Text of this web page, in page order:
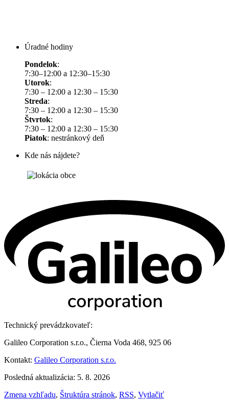
Úradné hodiny
Pondelok:
7:30–12:00 a 12:30–15:30
Utorok:
7:30 – 12:00 a 12:30 – 15:30
Streda:
7:30 – 12:00 a 12:30 – 15:30
Štvrtok:
7:30 – 12:00 a 12:30 – 15:30
Piatok: nestránkový deň
Kde nás nájdete?
Technický prevádzkovateľ:
Galileo Corporation s.r.o., Čierna Voda 468, 925 06
Kontakt: Galileo Corporation s.r.o.
Posledná aktualizácia: 5. 8. 2026
Zmena vzhľadu, Štruktúra stránok, RSS, Vytlačiť